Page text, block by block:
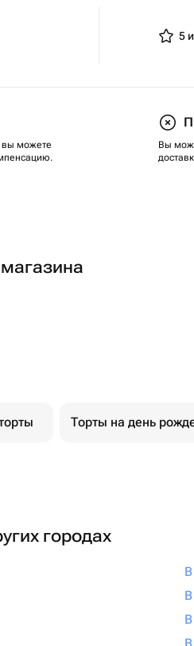
5
вы можете
Вы
Торты на день
городах